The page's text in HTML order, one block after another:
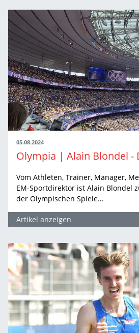
05.08.2024
Vom Athleten, Trainer, Manager,
EM-Sportdirektor ist Alain Blondel
der Olympischen Spiele…
Artikel anzeigen